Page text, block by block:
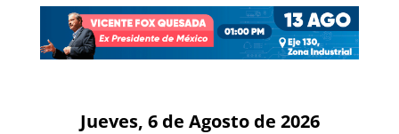
Jueves, 6 de Agosto de 2026